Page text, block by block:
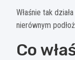
Właśnie tak działa
nierównym
Co